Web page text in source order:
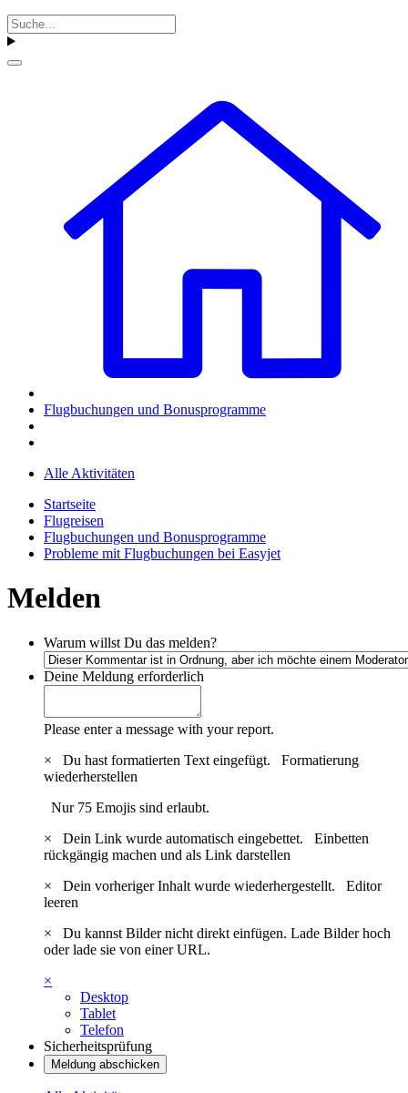
Flugbuchungen und Bonusprogramme
Alle Aktivitäten
Startseite
Flugreisen
Flugbuchungen und Bonusprogramme
Probleme mit Flugbuchungen bei Easyjet
Melden
Warum willst Du das melden?
Deine Meldung erforderlich
Please enter a message with your report.
×
Du hast formatierten Text eingefügt. Formatierung
wiederherstellen
Nur 75 Emojis sind erlaubt.
×
Dein Link wurde automatisch eingebettet. Einbetten
rückgängig machen und als Link darstellen
×
Dein vorheriger Inhalt wurde wiederhergestellt. Editor
leeren
×
Du kannst Bilder nicht direkt einfügen. Lade Bilder hoch
oder lade sie von einer URL.
×
Desktop
Tablet
Telefon
Sicherheitsprüfung
Meldung abschicken